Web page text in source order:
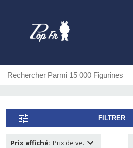
FILTRER
Prix affiché: Prix de ve.